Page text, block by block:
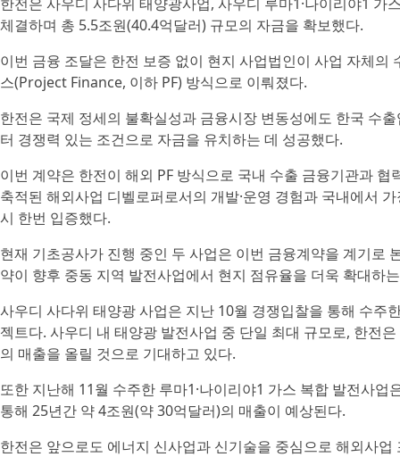
체결하며 총 5.5조원(40.4억달러) 규모의 자금을 확보했다.
이번 금융 조달은 한전 보증 없이 현지 사업법인이 사업 자체
스(Project Finance, 이하 PF) 방식으로 이뤄졌다.
한전은 국제 정세의 불확실성과 금융시장 변동성에도 한국 수
터 경쟁력 있는 조건으로 자금을 유치하는 데 성공했다.
이번 계약은 한전이 해외 PF 방식으로 국내 수출 금융기관과
축적된 해외사업 디벨로퍼로서의 개발·운영 경험과 국내에서
시 한번 입증했다.
현재 기초공사가 진행 중인 두 사업은 이번 금융계약을 계기로
약이 향후 중동 지역 발전사업에서 현지 점유율을 더욱 확대하
사우디 사다위 태양광 사업은 지난 10월 경쟁입찰을 통해 수주
젝트다. 사우디 내 태양광 발전사업 중 단일 최대 규모로, 한전
의 매출을 올릴 것으로 기대하고 있다.
또한 지난해 11월 수주한 루마1·나이리야1 가스 복합 발전사
통해 25년간 약 4조원(약 30억달러)의 매출이 예상된다.
한전은 앞으로도 에너지 신사업과 신기술을 중심으로 해외사